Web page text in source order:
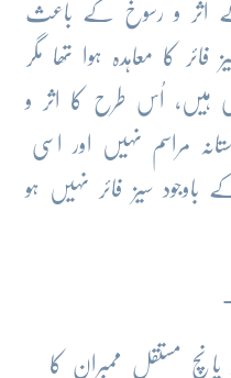
کے اثر و رسوخ کے باعث
فائر کا معاہدہ ہوا تھا مگر
اُس طرح کا اثر و
مراسم نہیں اور اسی
سیز فائر نہیں ہو
پانچ مستقل ممبران کا